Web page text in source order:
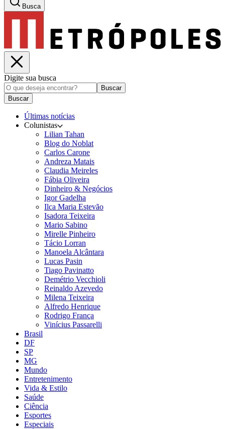
Busca
Digite sua busca
Buscar
Buscar
Últimas notícias
Colunistas
Lilian Tahan
Blog do Noblat
Carlos Carone
Andreza Matais
Claudia Meireles
Fábia Oliveira
Dinheiro & Negócios
Igor Gadelha
Ilca Maria Estevão
Isadora Teixeira
Mario Sabino
Mirelle Pinheiro
Tácio Lorran
Manoela Alcântara
Lucas Pasin
Tiago Pavinatto
Demétrio Vecchioli
Reinaldo Azevedo
Milena Teixeira
Alfredo Henrique
Rodrigo França
Vinícius Passarelli
Brasil
DF
SP
MG
Mundo
Entretenimento
Vida & Estilo
Saúde
Ciência
Esportes
Especiais